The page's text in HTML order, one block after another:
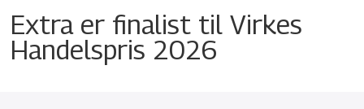
Extra er finalist til Virkes
Handelspris 2026